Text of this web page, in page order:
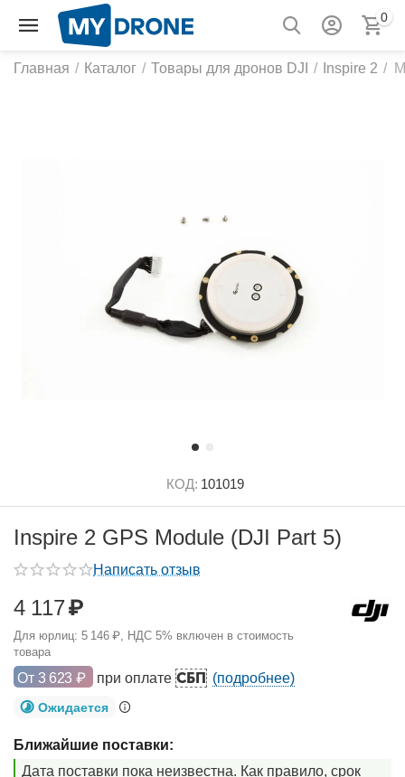
0
Главная / Каталог / Товары для дронов DJI / Inspire 2 /
КОД: 101019
Inspire 2 GPS Module (DJI Part 5)
Написать отзыв
4 117₽
Для юрлиц: 5 146 ₽, НДС 5% включен в стоимость
товара
От 3 623 ₽ при оплате СБП (подробнее)
Ожидается
Ближайшие поставки:
Дата поставки пока неизвестна. Как правило, срок